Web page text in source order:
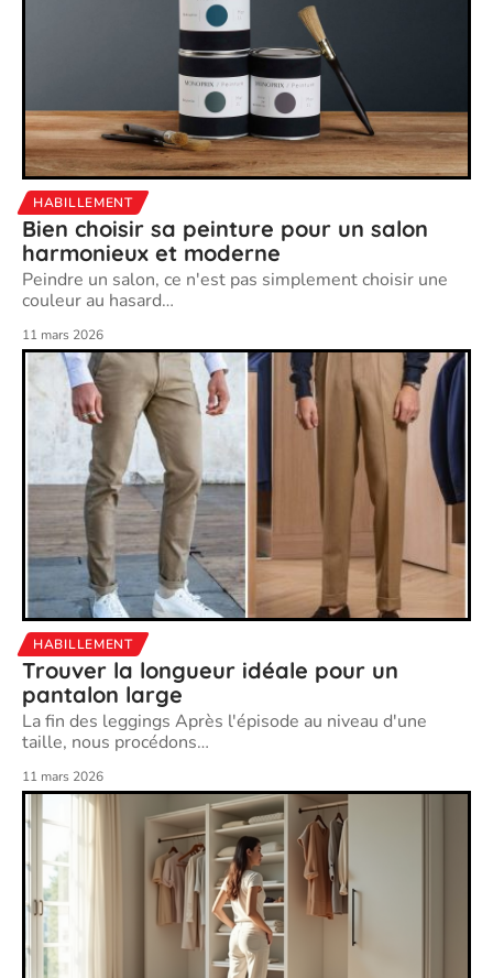
HABILLEMENT
Bien choisir sa peinture pour un salon
harmonieux et moderne
Peindre un salon, ce n'est pas simplement choisir une
couleur au hasard…
11 mars 2026
HABILLEMENT
Trouver la longueur idéale pour un
pantalon large
La fin des leggings Après l'épisode au niveau d'une
taille, nous procédons…
11 mars 2026